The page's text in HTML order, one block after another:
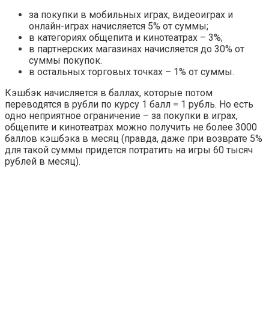
за покупки в мобильных играх, видеоиграх и
онлайн-играх начисляется 5% от суммы;
в категориях общепита и кинотеатрах – 3%;
в партнерских магазинах начисляется до 30% от
суммы покупок.
в остальных торговых точках – 1% от суммы.
Кэшбэк начисляется в баллах, которые потом
переводятся в рубли по курсу 1 балл = 1 рубль. Но есть
одно неприятное ограничение – за покупки в играх,
общепите и кинотеатрах можно получить не более 3000
баллов кэшбэка в месяц (правда, даже при возврате 5%
для такой суммы придется потратить на игры 60 тысяч
рублей в месяц).